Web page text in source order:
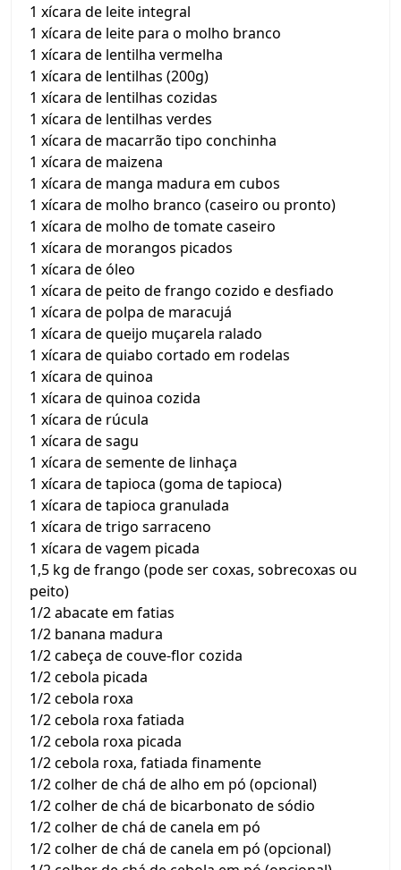
1 xícara de leite integral
1 xícara de leite para o molho branco
1 xícara de lentilha vermelha
1 xícara de lentilhas (200g)
1 xícara de lentilhas cozidas
1 xícara de lentilhas verdes
1 xícara de macarrão tipo conchinha
1 xícara de maizena
1 xícara de manga madura em cubos
1 xícara de molho branco (caseiro ou pronto)
1 xícara de molho de tomate caseiro
1 xícara de morangos picados
1 xícara de óleo
1 xícara de peito de frango cozido e desfiado
1 xícara de polpa de maracujá
1 xícara de queijo muçarela ralado
1 xícara de quiabo cortado em rodelas
1 xícara de quinoa
1 xícara de quinoa cozida
1 xícara de rúcula
1 xícara de sagu
1 xícara de semente de linhaça
1 xícara de tapioca (goma de tapioca)
1 xícara de tapioca granulada
1 xícara de trigo sarraceno
1 xícara de vagem picada
1,5 kg de frango (pode ser coxas, sobrecoxas ou
peito)
1/2 abacate em fatias
1/2 banana madura
1/2 cabeça de couve-flor cozida
1/2 cebola picada
1/2 cebola roxa
1/2 cebola roxa fatiada
1/2 cebola roxa picada
1/2 cebola roxa, fatiada finamente
1/2 colher de chá de alho em pó (opcional)
1/2 colher de chá de bicarbonato de sódio
1/2 colher de chá de canela em pó
1/2 colher de chá de canela em pó (opcional)